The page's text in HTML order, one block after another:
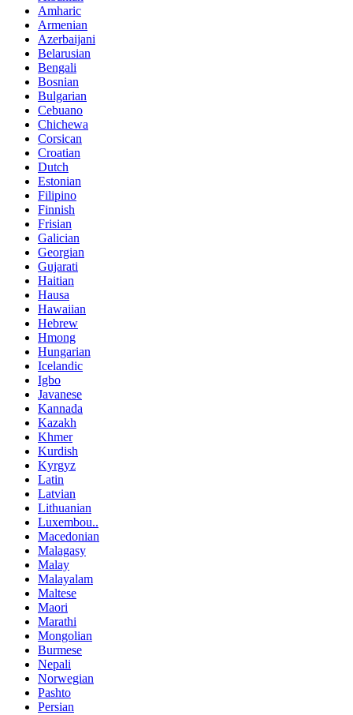
Amharic
Armenian
Azerbaijani
Belarusian
Bengali
Bosnian
Bulgarian
Cebuano
Chichewa
Corsican
Croatian
Dutch
Estonian
Filipino
Finnish
Frisian
Galician
Georgian
Gujarati
Haitian
Hausa
Hawaiian
Hebrew
Hmong
Hungarian
Icelandic
Igbo
Javanese
Kannada
Kazakh
Khmer
Kurdish
Kyrgyz
Latin
Latvian
Lithuanian
Luxembou..
Macedonian
Malagasy
Malay
Malayalam
Maltese
Maori
Marathi
Mongolian
Burmese
Nepali
Norwegian
Pashto
Persian